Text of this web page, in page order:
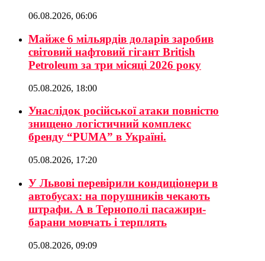
06.08.2026, 06:06
Майже 6 мільярдів доларів заробив
світовий нафтовий гігант British
Petroleum за три місяці 2026 року
05.08.2026, 18:00
Унаслідок російської атаки повністю
знищено логістичний комплекс
бренду “PUMA” в Україні.
05.08.2026, 17:20
У Львові перевірили кондиціонери в
автобусах: на порушників чекають
штрафи. А в Тернополі пасажири-
барани мовчать і терплять
05.08.2026, 09:09